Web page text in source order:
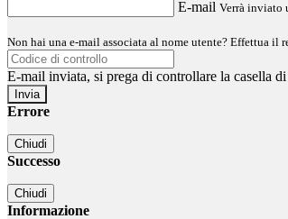
E-mail Verrà inviato
Non hai una e-mail associata al nome utente? Effettua il
E-mail inviata, si prega di controllare la casella
Errore
Chiudi
Successo
Chiudi
Informazione